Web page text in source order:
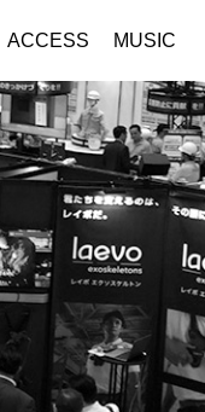
ACCESS MUSIC